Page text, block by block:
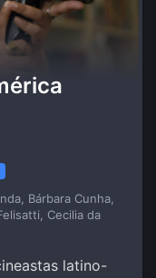
Bárbara Cunha,
Cecilia da
latino-